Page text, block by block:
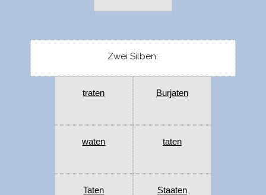
Zwei Silben:
traten Burjaten
waten taten
Taten Staaten